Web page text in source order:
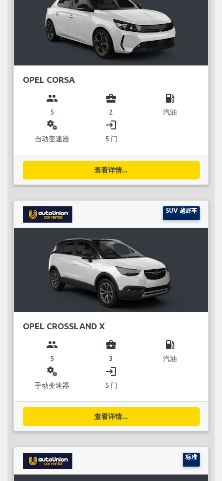
OPEL CORSA
group
5
business_center
2
local_gas_station
汽油
miscellaneous_services
自动变速器
login
5 门
查看详情...
SUV 越野车
OPEL CROSSLAND X
group
5
business_center
3
local_gas_station
汽油
miscellaneous_services
手动变速器
login
5 门
查看详情...
标准